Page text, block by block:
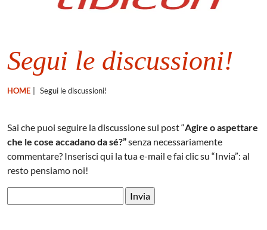
Segui le discussioni!
HOME Segui le discussioni!
Sai che puoi seguire la discussione sul post “Agire o aspettare
che le cose accadano da sé?”senza necessariamente
commentare? Inserisci qui la tua e-mail e fai clic su “Invia”: al
resto pensiamo noi!